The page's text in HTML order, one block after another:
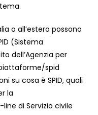
o all’estero possono
(Sistema
dell’Agenzia per
spid
su cosa è SPID, quali
la
di Servizio civile